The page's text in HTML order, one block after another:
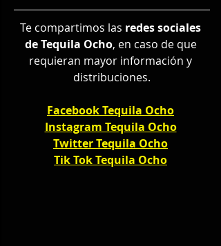
Te compartimos las redes sociales
de Tequila Ocho, en caso de que
requieran mayor información y
distribuciones.
Facebook Tequila Ocho
Instagram Tequila Ocho
Twitter Tequila Ocho
Tik Tok Tequila Ocho